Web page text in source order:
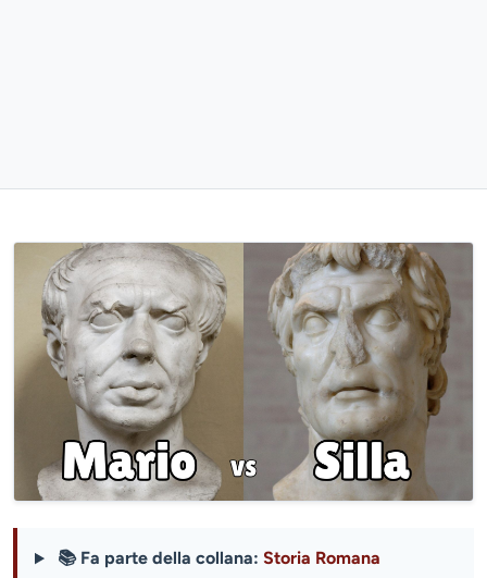
📚 Fa parte della collana: Storia Romana